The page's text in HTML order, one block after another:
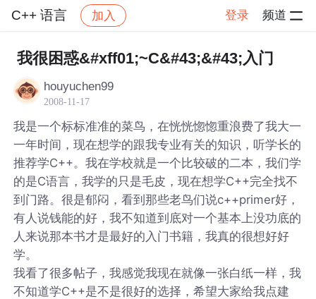
C++ 语言 加入 登录 频道
社区 C++ 语言
我很困惑&#xff01;~C&#43;&#43;入门
houyuchen99
2008-11-17
我是一个标标准准的菜鸟，在恍恍惚惚重浪费了我大一
一年时间，现在想学的跟我专业有关的知识，听学长的
推荐学C++。我在学校就是一个比较破的二本，我们学
的是C语言，我学的只是毛皮，现在想学C++完全找不
到门路。很是郁闷，看到那些老鸟们说c++primer好，
有人说钱能的好，我不知道到底对一个基本上没功底的
人来说那本书才是最好的入门书籍，我真的很想好好
学。
我看了很多帖子，我感觉我现在就像一张白纸一样，我
不知道学C++是不是很好的选择，希望大家给我点建